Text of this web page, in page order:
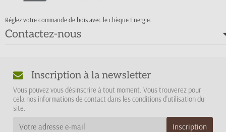
Réglez votre commande de bois avec le chèque Energie.
Contactez-nous
Inscription à la newsletter
Vous pouvez vous désinscrire à tout moment. Vous trouverez pour
cela nos informations de contact dans les conditions d'utilisation du
site.